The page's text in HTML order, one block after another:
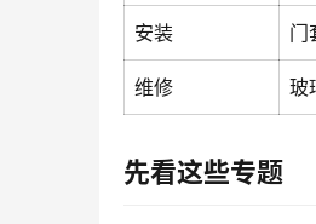
安装 门
维修 玻
先看这些专题